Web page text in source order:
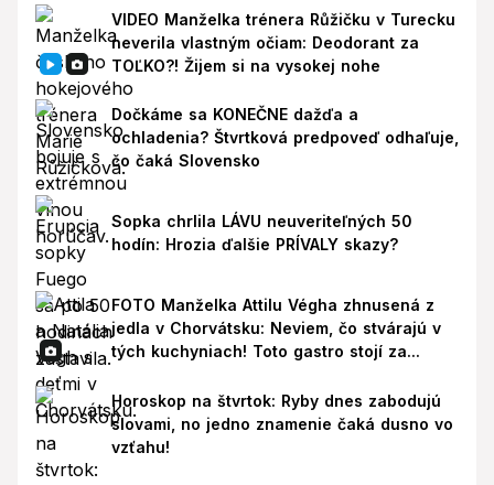
VIDEO Manželka trénera Růžičku v Turecku
neverila vlastným očiam: Deodorant za
TOĽKO?! Žijem si na vysokej nohe
Dočkáme sa KONEČNE dažďa a
ochladenia? Štvrtková predpoveď odhaľuje,
čo čaká Slovensko
Sopka chrlila LÁVU neuveriteľných 50
hodín: Hrozia ďalšie PRÍVALY skazy?
FOTO Manželka Attilu Végha zhnusená z
jedla v Chorvátsku: Neviem, čo stvárajú v
tých kuchyniach! Toto gastro stojí za...
Horoskop na štvrtok: Ryby dnes zabodujú
slovami, no jedno znamenie čaká dusno vo
vzťahu!